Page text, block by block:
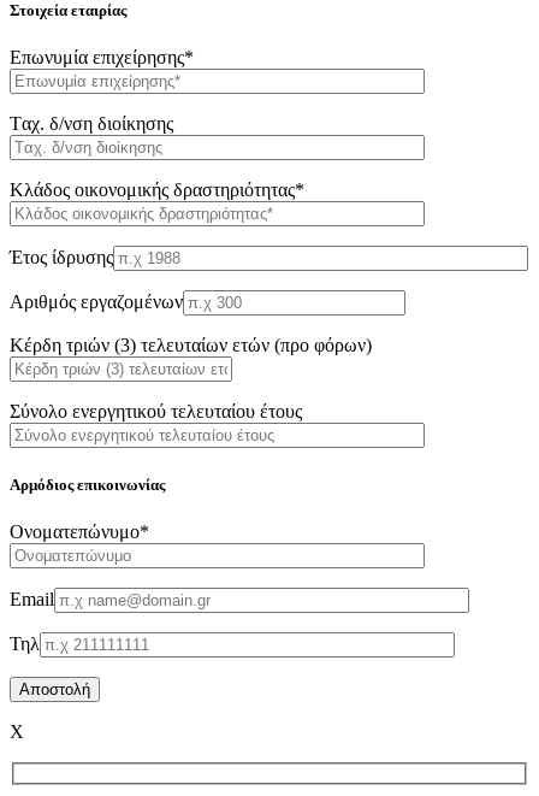
Στοιχεία εταιρίας
Επωνυμία επιχείρησης*
Tαχ. δ/νση διοίκησης
Κλάδος οικονομικής δραστηριότητας*
Έτος ίδρυσης
Αριθμός εργαζομένων
Κέρδη τριών (3) τελευταίων ετών (προ φόρων)
Σύνολο ενεργητικού τελευταίου έτους
Αρμόδιος επικοινωνίας
Oνοματεπώνυμο*
Email
Τηλ
X